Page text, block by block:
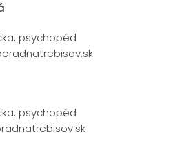
psychopéd
psychopéd